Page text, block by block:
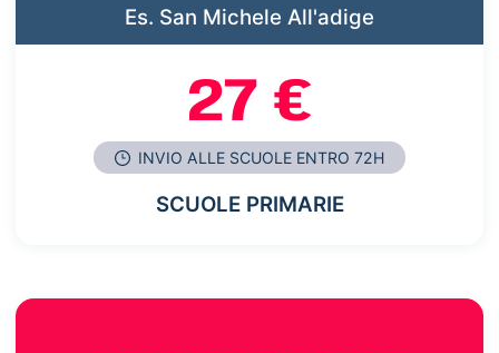
Es. San Michele All'adige
27 €
INVIO ALLE SCUOLE ENTRO 72H
SCUOLE PRIMARIE